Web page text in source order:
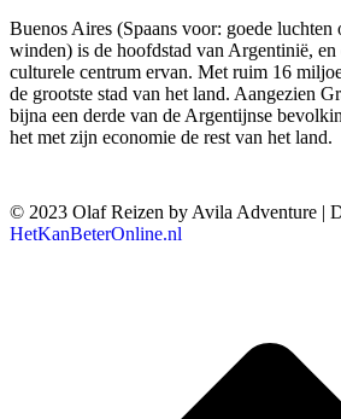
Buenos Aires (Spaans voor: goede
winden) is de hoofdstad van Argentinië, en
culturele centrum ervan. Met ruim 16
de grootste stad van het land. Aangezien
bijna een derde van de Argentijnse
het met zijn economie de rest van het land.
© 2023 Olaf Reizen by Avila Adventure |
HetKanBeterOnline.nl